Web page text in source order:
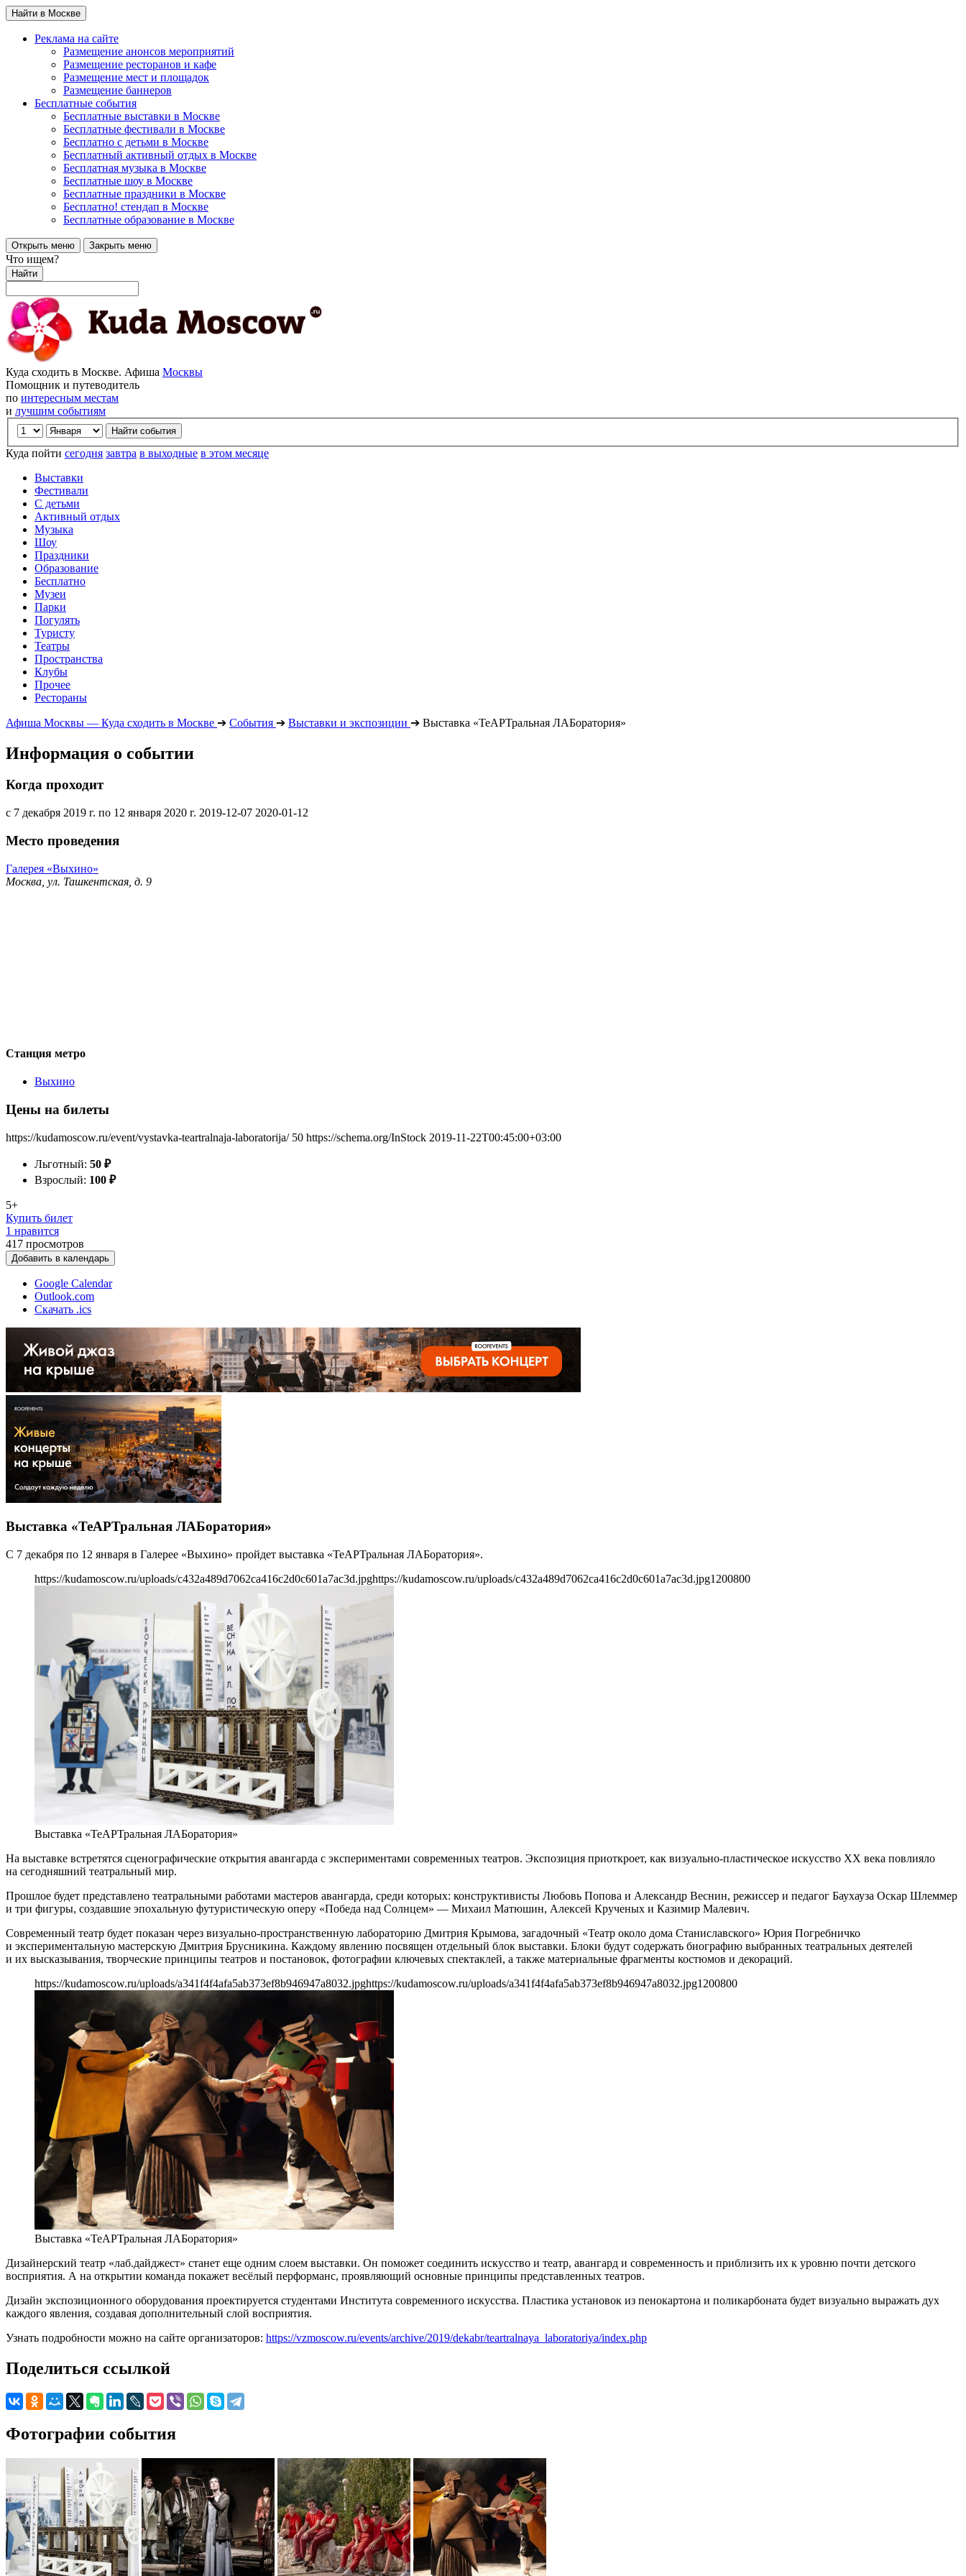
Найти в Москве
Реклама на сайте
Размещение анонсов мероприятий
Размещение ресторанов и кафе
Размещение мест и площадок
Размещение баннеров
Бесплатные события
Бесплатные выставки в Москве
Бесплатные фестивали в Москве
Бесплатно с детьми в Москве
Бесплатный активный отдых в Москве
Бесплатная музыка в Москве
Бесплатные шоу в Москве
Бесплатные праздники в Москве
Бесплатно! стендап в Москве
Бесплатные образование в Москве
Открыть меню Закрыть меню
Что ищем?
Найти
Куда сходить в Москве. Афиша Москвы
Помощник и путеводитель
по интересным местам
и лучшим событиям
Куда пойти сегодня завтра в выходные в этом месяце
Выставки
Фестивали
С детьми
Активный отдых
Музыка
Шоу
Праздники
Образование
Бесплатно
Музеи
Парки
Погулять
Туристу
Театры
Пространства
Клубы
Прочее
Рестораны
Афиша Москвы — Куда сходить в Москве ➔ События ➔ Выставки и экспозиции ➔ Выставка «ТеАРТральная ЛАБоратория»
Информация о событии
Когда проходит
с 7 декабря 2019 г. по 12 января 2020 г. 2019-12-07 2020-01-12
Место проведения
Галерея «Выхино»
Москва, ул. Ташкентская, д. 9
Станция метро
Выхино
Цены на билеты
https://kudamoscow.ru/event/vystavka-teartralnaja-laboratorija/ 50 https://schema.org/InStock 2019-11-22T00:45:00+03:00
Льготный: 50 ₽
Взрослый: 100 ₽
5+
Купить билет
1 нравится
417 просмотров
Добавить в календарь
Google Calendar
Outlook.com
Скачать .ics
Выставка «ТеАРТральная ЛАБоратория»
С 7 декабря по 12 января в Галерее «Выхино» пройдет выставка «ТеАРТральная ЛАБоратория».
https://kudamoscow.ru/uploads/c432a489d7062ca416c2d0c601a7ac3d.jpghttps://kudamoscow.ru/uploads/c432a489d7062ca416c2d0c601a7ac3d.jpg1200800
Выставка «ТеАРТральная ЛАБоратория»
На выставке встретятся сценографические открытия авангарда с экспериментами современных театров. Экспозиция приоткроет, как визуально-пластическое искусство ХХ века повлияло
на сегодняшний театральный мир.
Прошлое будет представлено театральными работами мастеров авангарда, среди которых: конструктивисты Любовь Попова и Александр Веснин, режиссер и педагог Баухауза Оскар Шлеммер
и три фигуры, создавшие эпохальную футуристическую оперу «Победа над Солнцем» — Михаил Матюшин, Алексей Крученых и Казимир Малевич.
Современный театр будет показан через визуально-пространственную лабораторию Дмитрия Крымова, загадочный «Театр около дома Станиславского» Юрия Погребничко
и экспериментальную мастерскую Дмитрия Брусникина. Каждому явлению посвящен отдельный блок выставки. Блоки будут содержать биографию выбранных театральных деятелей
и их высказывания, творческие принципы театров и постановок, фотографии ключевых спектаклей, а также материальные фрагменты костюмов и декораций.
https://kudamoscow.ru/uploads/a341f4f4afa5ab373ef8b946947a8032.jpghttps://kudamoscow.ru/uploads/a341f4f4afa5ab373ef8b946947a8032.jpg1200800
Выставка «ТеАРТральная ЛАБоратория»
Дизайнерский театр «лаб.дайджест» станет еще одним слоем выставки. Он поможет соединить искусство и театр, авангард и современность и приблизить их к уровню почти детского
восприятия. А на открытии команда покажет весёлый перформанс, проявляющий основные принципы представленных театров.
Дизайн экспозиционного оборудования проектируется студентами Института современного искусства. Пластика установок из пенокартона и поликарбоната будет визуально выражать дух
каждого явления, создавая дополнительный слой восприятия.
Узнать подробности можно на сайте организаторов: https://vzmoscow.ru/events/archive/2019/dekabr/teartralnaya_laboratoriya/index.php
Поделиться ссылкой
Фотографии события